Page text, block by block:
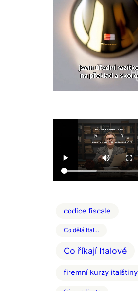
codice fiscale
Co dělá Ital…
Co říkají Italové
firemní kurzy italštiny